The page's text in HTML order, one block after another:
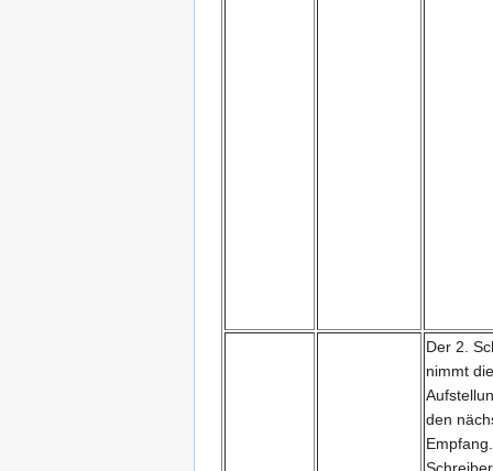
Der 2.
nimmt die
den